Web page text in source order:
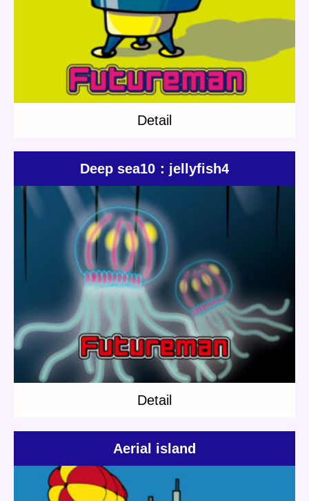
Detail
Detail
Deep sea10：jellyfish4
Update:
Category:Others Short story Deep sea
Detail
Detail
Aerial island